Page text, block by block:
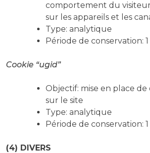
comportement du
sur les appareils et les
Type: analytique
Période de conservation: 1
Cookie “ugid”
Objectif: mise en place
sur le site
Type: analytique
Période de conservation: 1
(4) DIVERS